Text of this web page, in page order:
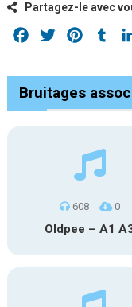
Partagez-le avec
Facebook
Twitter
Bruitages
608 0
Oldpee – A1